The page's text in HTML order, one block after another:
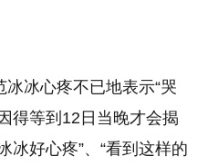
冰心疼不已地表示“哭
得等到12日当晚才会揭
冰好心疼”、“看到这样的